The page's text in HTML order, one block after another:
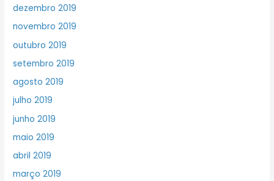
dezembro 2019
novembro 2019
outubro 2019
setembro 2019
agosto 2019
julho 2019
junho 2019
maio 2019
abril 2019
março 2019